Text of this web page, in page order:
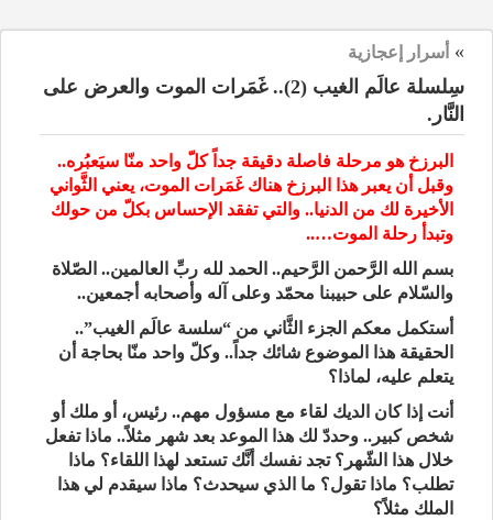
» أسرار إعجازية
سِلسلة عالَم الغيب (2).. غَمَرات الموت والعرض على
النَّار.
البرزخ هو مرحلة فاصلة دقيقة جداً كلّ واحد منّا سيَعبُره..
وقبل أن يعبر هذا البرزخ هناك غَمَرات الموت، يعني الثَّواني
الأخيرة لك من الدنيا.. والتي تفقد الإحساس بكلّ من حولك
وتبدأ رحلة الموت…..
بسم الله الرَّحمن الرَّحيم.. الحمد لله ربِّ العالمين.. الصّلاة
والسّلام على حبيبنا محمّد وعلى آله وأصحابه أجمعين..
أستكمل معكم الجزء الثَّاني من “سلسة عالَم الغيب”..
الحقيقة هذا الموضوع شائك جداً.. وكلّ واحد منّا بحاجة أن
يتعلم عليه، لماذا؟
أنت إذا كان الديك لقاء مع مسؤول مهم.. رئيس، أو ملك أو
شخص كبير.. وحددّ لك هذا الموعد بعد شهر مثلاً.. ماذا تفعل
خلال هذا الشّهر؟ تجد نفسك أنَّك تستعد لهذا اللقاء؟ ماذا
تطلب؟ ماذا تقول؟ ما الذي سيحدث؟ ماذا سيقدم لي هذا
الملك مثلاً؟